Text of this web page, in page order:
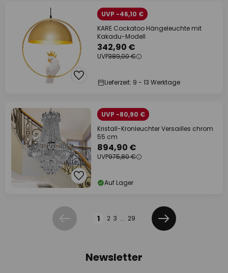
UVP -46,10 €
KARE Cockatoo Hängeleuchte mit
Kakadu-Modell
342,90 €
UVP389,00 €
Lieferzeit: 9 - 13 Werktage
UVP -80,90 €
Kristall-Kronleuchter Versailles chrom
55 cm
894,90 €
UVP975,80 €
Auf Lager
Zurück 1 2 3 ... 29
Weiter
Newsletter